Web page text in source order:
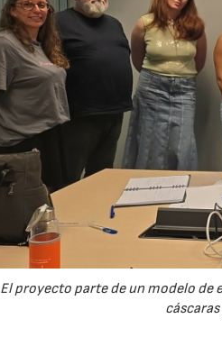
El proyecto parte de un modelo